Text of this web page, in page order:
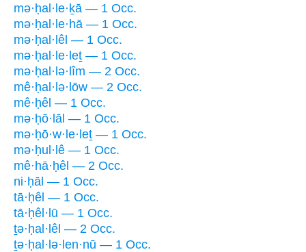
mə·ḥal·le·ḵā — 1 Occ.
mə·ḥal·le·hā — 1 Occ.
mə·ḥal·lêl — 1 Occ.
mə·ḥal·le·leṯ — 1 Occ.
mə·ḥal·lə·lîm — 2 Occ.
mê·ḥal·lə·lōw — 2 Occ.
mê·ḥêl — 1 Occ.
mə·ḥō·lāl — 1 Occ.
mə·ḥō·w·le·leṯ — 1 Occ.
mə·ḥul·lê — 1 Occ.
mê·hā·ḥêl — 2 Occ.
ni·ḥāl — 1 Occ.
tā·ḥêl — 1 Occ.
tā·ḥêl·lū — 1 Occ.
ṯə·ḥal·lêl — 2 Occ.
ṯə·ḥal·lə·len·nū — 1 Occ.